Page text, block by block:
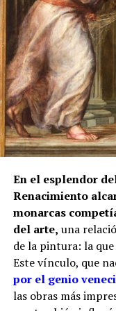
Sin embargo,
Manuel Clavijo
fundamental. Al
en la iglesia de
Juan de los Ríos
profesionales la
Marchena,
la ayuda de su
para la capilla
Casa Grande de
Por tanto, más
más correcto
habría
Juan fue
responsabilidad
una obra de
En el esplendor
Renacimiento
monarcas
del arte, una
de la pintura: la
Este vínculo, que
por el genio
las obras más